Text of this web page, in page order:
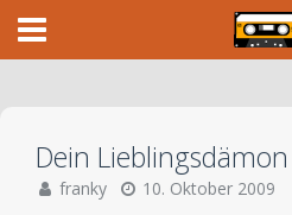
Dein Lieblingsdämon
franky 10. Oktober 2009